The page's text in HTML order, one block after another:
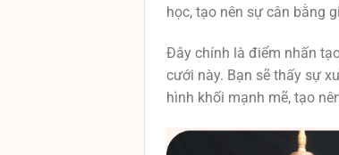
học, tạo nên sự cân bằng
Đây chính là điểm nhấn
cưới này. Bạn sẽ thấy sự
hình khối mạnh mẽ, tạo